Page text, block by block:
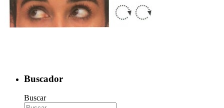
Buscador
Buscar